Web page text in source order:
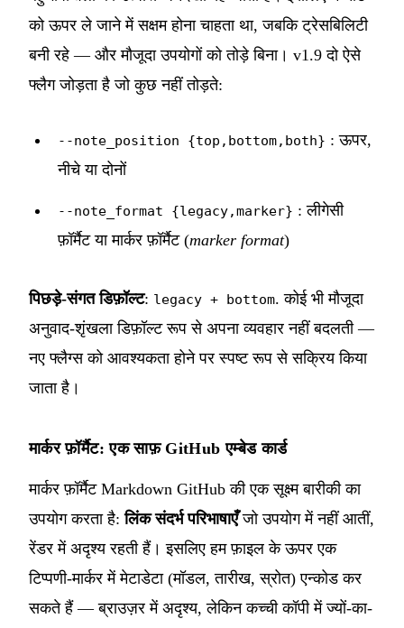
को ऊपर ले जाने में सक्षम होना चाहता था, जबकि ट्रेसबिलिटी
बनी रहे — और मौजूदा उपयोगों को तोड़े बिना। v1.9 दो ऐसे
फ्लैग जोड़ता है जो कुछ नहीं तोड़ते:
--note_position {top,bottom,both} : ऊपर,
नीचे या दोनों
--note_format {legacy,marker} : लीगेसी
फ़ॉर्मैट या मार्कर फ़ॉर्मैट (marker format)
पिछड़े-संगत डिफ़ॉल्ट: legacy + bottom. कोई भी मौजूदा
अनुवाद-शृंखला डिफ़ॉल्ट रूप से अपना व्यवहार नहीं बदलती —
नए फ्लैग्स को आवश्यकता होने पर स्पष्ट रूप से सक्रिय किया
जाता है।
मार्कर फ़ॉर्मैट: एक साफ़ GitHub एम्बेड कार्ड
मार्कर फ़ॉर्मैट Markdown GitHub की एक सूक्ष्म बारीकी का
उपयोग करता है:लिंक संदर्भ परिभाषाएँजो उपयोग में नहीं आतीं,
रेंडर में अदृश्य रहती हैं। इसलिए हम फ़ाइल के ऊपर एक
टिप्पणी-मार्कर में मेटाडेटा (मॉडल, तारीख, स्रोत) एन्कोड कर
सकते हैं — ब्राउज़र में अदृश्य, लेकिन कच्ची कॉपी में ज्यों-का-